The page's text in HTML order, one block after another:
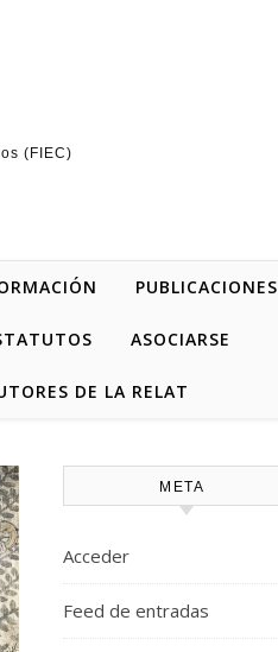
(FIEC)
PUBLICACIONES
ASOCIARSE
DE LA RELAT
META
Acceder
Feed de entradas